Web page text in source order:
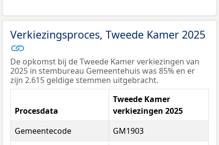
Verkiezingsproces, Tweede Kamer 2025
De opkomst bij de Tweede Kamer verkiezingen van
2025 in stembureau Gemeentehuis was 85% en er
zijn 2.615 geldige stemmen uitgebracht.
Procesdata
Tweede Kamer
verkiezingen 2025
Gemeentecode
GM1903